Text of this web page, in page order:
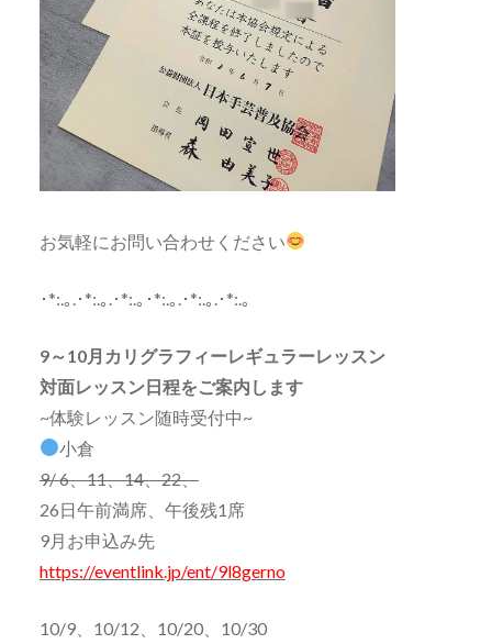
お気軽にお問い合わせください
･*:.｡.･*:.｡.･*:.｡･*:.｡.･*:.｡.･*:.｡
9～10月カリグラフィーレギュラーレッスン
対面レッスン日程をご案内します
~体験レッスン随時受付中~
小倉
9/ 6、11、14、22、
26日午前満席、午後残1席
9月お申込み先
https://eventlink.jp/ent/9l8gerno
10/9、10/12、10/20、10/30